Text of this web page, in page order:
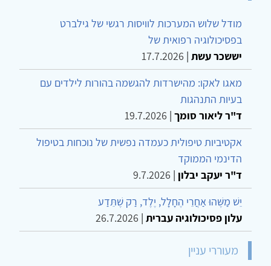
מודל שלוש המערכות לוויסות רגשי של גילברט
בפסיכולוגיה רפואית של
יששכר עשת |
17.7.2026
מאגו לאקו: מהישרדות להגשמה בהורות לילדים עם
בעיות התנהגות
ד"ר ליאור סומך |
19.7.2026
אקטיביות טיפולית כעמדה נפשית של נוכחות בטיפול
הדינמי הממוקד
ד"ר יעקב יבלון |
9.7.2026
יֵשׁ מַשֶּׁהוּ אַחֲרֵי הֶחָלָל, יֶלֶד, רַק שֶׁתֵּדַע
עלון פסיכולוגיה עברית |
26.7.2026
מעוררי עניין